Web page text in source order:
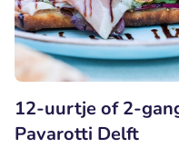
12-uurtje of 2-
Pavarotti Delft